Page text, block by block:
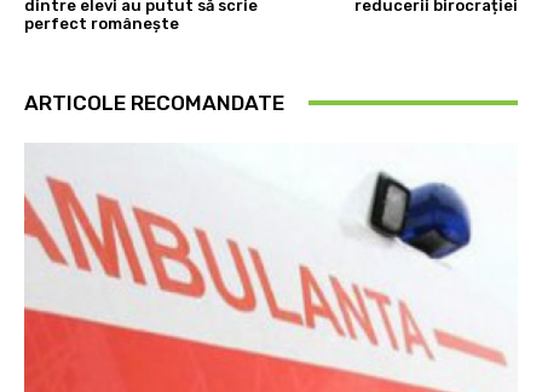
dintre elevi au putut să scrie
perfect româneşte
reducerii birocrației
ARTICOLE RECOMANDATE